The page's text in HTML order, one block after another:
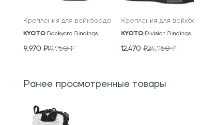
Крепления для вейкборда
KYOTO Backyard Bindings
9,970 ₽19,950₽
Крепления для вейкборда
KYOTO Division Bindings
12,470 ₽24,950₽
Ранее просмотренные товары